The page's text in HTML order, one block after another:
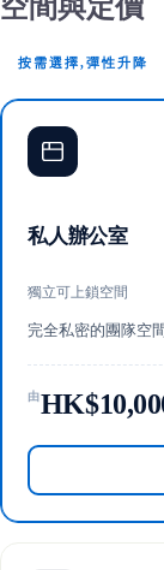
空間與定價
按需選擇,彈性升降
私人辦公室
獨立可上鎖空間
完全私密的團隊空
由